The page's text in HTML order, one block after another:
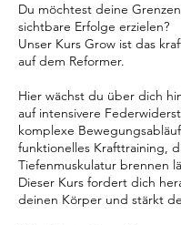
Du möchtest deine
sichtbare Erfolge erzielen?
Unser Kurs Grow ist das
auf dem Reformer.
Hier wächst du über dich
auf intensivere
komplexe
funktionelles Krafttraining,
Tiefenmuskulatur brennen
Dieser Kurs fordert dich
deinen Körper und stärkt